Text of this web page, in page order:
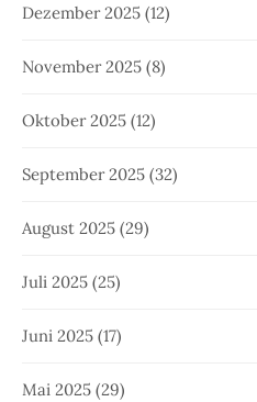
Dezember 2025 (12)
November 2025 (8)
Oktober 2025 (12)
September 2025 (32)
August 2025 (29)
Juli 2025 (25)
Juni 2025 (17)
Mai 2025 (29)